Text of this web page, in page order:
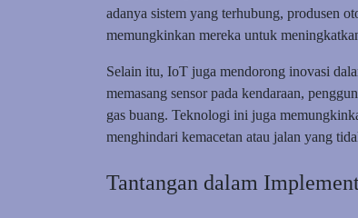
adanya sistem yang terhubung, produsen
memungkinkan mereka untuk
Selain itu, IoT juga mendorong inovasi
memasang sensor pada kendaraan,
gas buang. Teknologi ini juga
menghindari kemacetan atau jalan yang
Tantangan dalam